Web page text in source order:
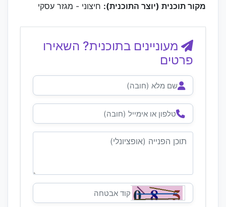
מקור תוכנית (יוצר התוכנית): חיצוני - מגזר עסקי
מעוניינים בתוכנית? השאירו
פרטים